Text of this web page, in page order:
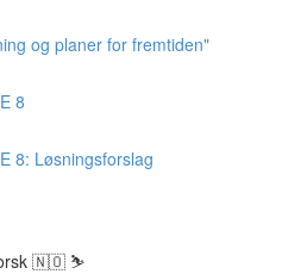
og planer for fremtiden"
8
8: Løsningsforslag
🇳🇴 ⛷